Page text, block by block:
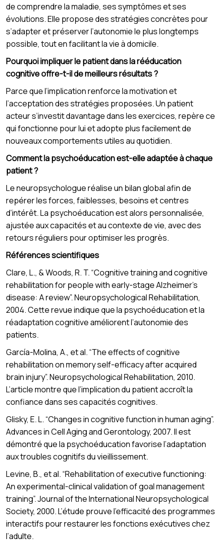
de comprendre la maladie, ses symptômes et ses
évolutions. Elle propose des stratégies concrètes pour
s’adapter et préserver l’autonomie le plus longtemps
possible, tout en facilitant la vie à domicile.
Pourquoi impliquer le patient dans la rééducation
cognitive offre-t-il de meilleurs résultats ?
Parce que l’implication renforce la motivation et
l’acceptation des stratégies proposées. Un patient
acteur s’investit davantage dans les exercices, repère ce
qui fonctionne pour lui et adopte plus facilement de
nouveaux comportements utiles au quotidien.
Comment la psychoéducation est-elle adaptée à chaque
patient ?
Le neuropsychologue réalise un bilan global afin de
repérer les forces, faiblesses, besoins et centres
d’intérêt. La psychoéducation est alors personnalisée,
ajustée aux capacités et au contexte de vie, avec des
retours réguliers pour optimiser les progrès.
Références scientifiques
Clare, L., & Woods, R. T. “Cognitive training and cognitive
rehabilitation for people with early-stage Alzheimer’s
disease: A review”. Neuropsychological Rehabilitation,
2004. Cette revue indique que la psychoéducation et la
réadaptation cognitive améliorent l’autonomie des
patients.
García-Molina, A., et al. “The effects of cognitive
rehabilitation on memory self-efficacy after acquired
brain injury”. Neuropsychological Rehabilitation, 2010.
L’article montre que l’implication du patient accroît la
confiance dans ses capacités cognitives.
Glisky, E. L. “Changes in cognitive function in human aging”.
Advances in Cell Aging and Gerontology, 2007. Il est
démontré que la psychoéducation favorise l’adaptation
aux troubles cognitifs du vieillissement.
Levine, B., et al. “Rehabilitation of executive functioning:
An experimental-clinical validation of goal management
training”. Journal of the International Neuropsychological
Society, 2000. L’étude prouve l’efficacité des programmes
interactifs pour restaurer les fonctions exécutives chez
l’adulte.